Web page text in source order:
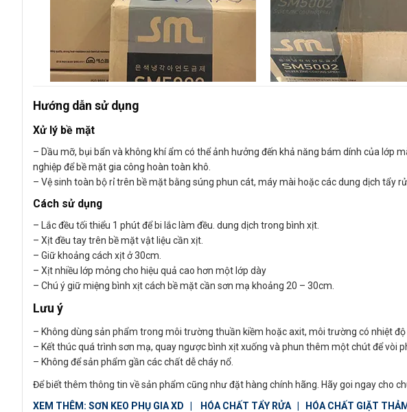
Hướng dẫn sử dụng
Xử lý bề mặt
– Dầu mỡ, bụi bẩn và không khí ẩm có thể ảnh hưởng đến khả năng bám dính của lớp
nghiệp để bề mặt gia công hoàn toàn khô.
– Vệ sinh toàn bộ rỉ trên bề mặt bằng súng phun cát, máy mài hoặc các dung dịch tẩy
Cách sử dụng
– Lắc đều tối thiểu 1 phút để bi lắc làm đều. dung dịch trong bình xịt.
– Xịt đều tay trên bề mặt vật liệu cần xịt.
– Giữ khoảng cách xịt ở 30cm.
– Xịt nhiều lớp mỏng cho hiệu quả cao hơn một lớp dày
– Chú ý giữ miệng bình xịt cách bề mặt cần sơn mạ khoảng 20 – 30cm.
Lưu ý
– Không dùng sản phẩm trong môi trường thuần kiềm hoặc axit, môi trường có nhiệt
– Kết thúc quá trình sơn mạ, quay ngược bình xịt xuống và phun thêm một chút để vòi
– Không để sản phẩm gần các chất dễ cháy nổ.
Để biết thêm thông tin về sản phẩm cũng như đặt hàng chính hãng. Hãy goi ngay cho
XEM THÊM: SƠN KEO PHỤ GIA XD HÓA CHẤT TẨY RỬA HÓA CHẤT GIẶT